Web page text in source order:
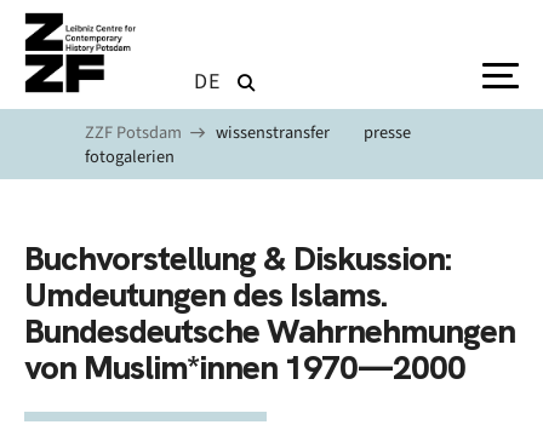
Skip to main content
DE
ZZF Potsdam wissenstransfer
presse
fotogalerien
Buchvorstellung & Diskussion:
Umdeutungen des Islams.
Bundesdeutsche Wahrnehmungen
von Muslim*innen 1970—2000